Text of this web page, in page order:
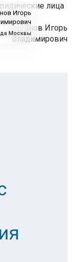
лица
Игорь
Москвы